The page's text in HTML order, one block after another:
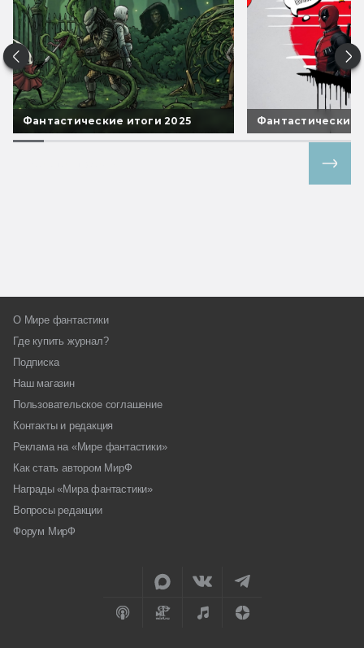
Фантастические итоги 2025 Фантастические
О Мире фантастики
Где купить журнал?
Подписка
Наш магазин
Пользовательское соглашение
Контакты и редакция
Реклама на «Мире фантастики»
Как стать автором МирФ
Награды «Мира фантастики»
Вопросы редакции
Форум МирФ